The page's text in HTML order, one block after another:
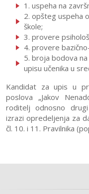
Aktuelnosti
Obaveštenja
Obaveštenja
roditelje
Kriterijumi
ocenjivanja
Dokumenta
Javne
nabavke
Kontakt
1. uspeha na
2. opšteg uspeha
škole;
3. provere
4. provere
5. broja bodova na
upisu učenika u
Kandidat za upis u
poslova „Jakov
roditelj odnosno
izrazi opredeljenja za
čl. 10. i 11. Pravilnika